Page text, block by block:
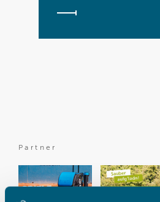
Partner